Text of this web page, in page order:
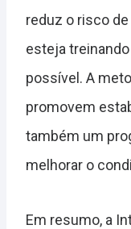
reduz o risco
esteja
possível. A
promovem
também um
melhorar o
Em resumo, a